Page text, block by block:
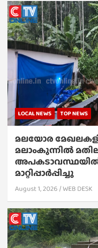
LOCAL NEWS TOP NEWS
മലയോര
മലാംകുന്നിൽ
മാറ്റിപ്പാർപ്പിച്ചു
August 1, 2026 WEB DESK